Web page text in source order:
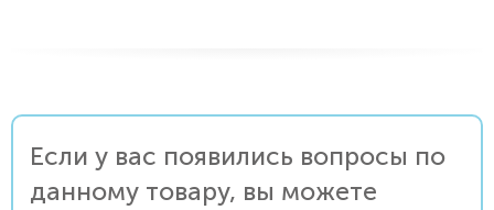
Если у вас появились вопросы по
данному товару, вы можете